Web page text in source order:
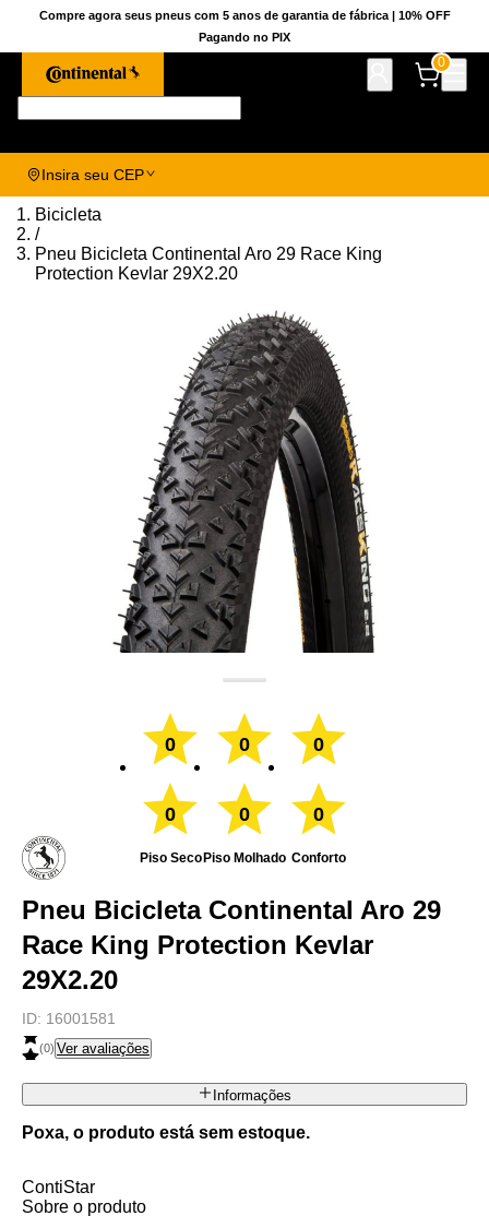
Compre agora seus pneus com 5 anos de garantia de fábrica | 10% OFF
Pagando no PIX
0
Insira seu CEP
Bicicleta
/
Pneu Bicicleta Continental Aro 29 Race King
Protection Kevlar 29X2.20
0
0
Piso Seco
0
0
Piso Molhado
0
0
Conforto
Pneu Bicicleta Continental Aro 29
Race King Protection Kevlar
29X2.20
ID: 16001581
(0) Ver avaliações
Informações
Poxa, o produto está sem estoque.
ContiStar
Sobre o produto